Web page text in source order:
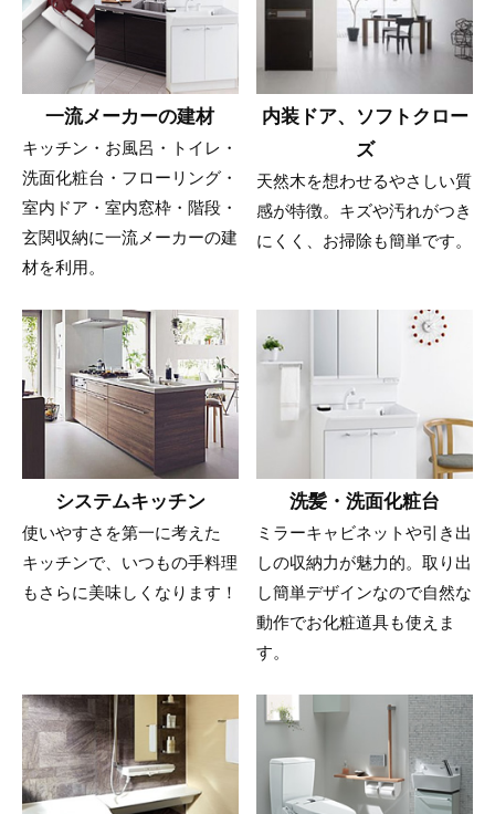
一流メーカーの建材
キッチン・お風呂・トイレ・
洗面化粧台・フローリング・
室内ドア・室内窓枠・階段・
玄関収納に一流メーカーの建
材を利用。
内装ドア、ソフトクロー
ズ
天然木を想わせるやさしい質
感が特徴。キズや汚れがつき
にくく、お掃除も簡単です。
システムキッチン
使いやすさを第一に考えた
キッチンで、いつもの手料理
もさらに美味しくなります！
洗髪・洗面化粧台
ミラーキャビネットや引き出
しの収納力が魅力的。取り出
し簡単デザインなので自然な
動作でお化粧道具も使えま
す。